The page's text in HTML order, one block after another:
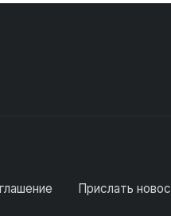
Прислать